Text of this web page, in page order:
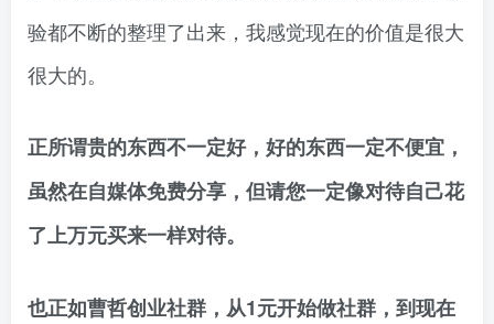
验都不断的整理了出来，我感觉现在的价值是很大
很大的。
正所谓贵的东西不一定好，好的东西一定不便宜，
虽然在自媒体免费分享，但请您一定像对待自己花
了上万元买来一样对待。
也正如曹哲创业社群，从1元开始做社群，到现在